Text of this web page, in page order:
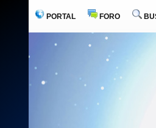
PORTAL FORO